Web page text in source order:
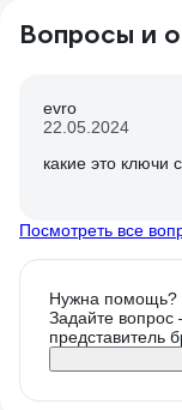
Вопросы и
evro
22.05.2024
какие это ключи
Посмотреть все
Нужна помощь?
Задайте вопрос
представитель